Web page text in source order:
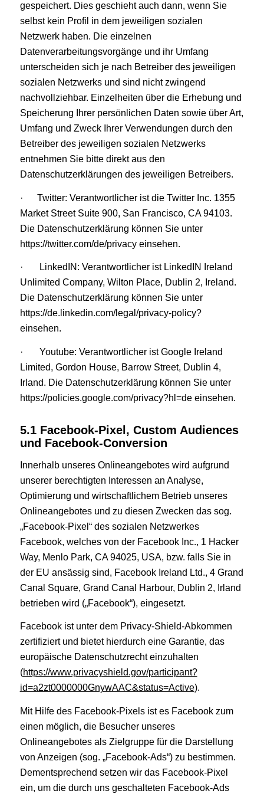
gespeichert. Dies geschieht auch dann, wenn Sie
selbst kein Profil in dem jeweiligen sozialen
Netzwerk haben. Die einzelnen
Datenverarbeitungsvorgänge und ihr Umfang
unterscheiden sich je nach Betreiber des jeweiligen
sozialen Netzwerks und sind nicht zwingend
nachvollziehbar. Einzelheiten über die Erhebung und
Speicherung Ihrer persönlichen Daten sowie über Art,
Umfang und Zweck Ihrer Verwendungen durch den
Betreiber des jeweiligen sozialen Netzwerks
entnehmen Sie bitte direkt aus den
Datenschutzerklärungen des jeweiligen Betreibers.
· Twitter: Verantwortlicher ist die Twitter Inc. 1355
Market Street Suite 900, San Francisco, CA 94103.
Die Datenschutzerklärung können Sie unter
https://twitter.com/de/privacy einsehen.
· LinkedIN: Verantwortlicher ist LinkedIN Ireland
Unlimited Company, Wilton Place, Dublin 2, Ireland.
Die Datenschutzerklärung können Sie unter
https://de.linkedin.com/legal/privacy-policy?
einsehen.
· Youtube: Verantwortlicher ist Google Ireland
Limited, Gordon House, Barrow Street, Dublin 4,
Irland. Die Datenschutzerklärung können Sie unter
https://policies.google.com/privacy?hl=de einsehen.
5.1 Facebook-Pixel, Custom Audiences
und Facebook-Conversion
Innerhalb unseres Onlineangebotes wird aufgrund
unserer berechtigten Interessen an Analyse,
Optimierung und wirtschaftlichem Betrieb unseres
Onlineangebotes und zu diesen Zwecken das sog.
„Facebook-Pixel“ des sozialen Netzwerkes
Facebook, welches von der Facebook Inc., 1 Hacker
Way, Menlo Park, CA 94025, USA, bzw. falls Sie in
der EU ansässig sind, Facebook Ireland Ltd., 4 Grand
Canal Square, Grand Canal Harbour, Dublin 2, Irland
betrieben wird („Facebook“), eingesetzt.
Facebook ist unter dem Privacy-Shield-Abkommen
zertifiziert und bietet hierdurch eine Garantie, das
europäische Datenschutzrecht einzuhalten
(https://www.privacyshield.gov/participant?
id=a2zt0000000GnywAAC&status=Active).
Mit Hilfe des Facebook-Pixels ist es Facebook zum
einen möglich, die Besucher unseres
Onlineangebotes als Zielgruppe für die Darstellung
von Anzeigen (sog. „Facebook-Ads“) zu bestimmen.
Dementsprechend setzen wir das Facebook-Pixel
ein, um die durch uns geschalteten Facebook-Ads